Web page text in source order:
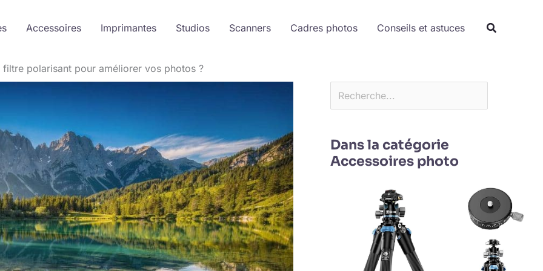
Accessoires Imprimantes Studios Scanners Cadres photos Conseils et astuces
filtre polarisant pour améliorer vos photos ?
Dans la catégorie
Accessoires photo